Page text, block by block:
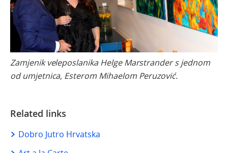
Zamjenik veleposlanika Helge Marstrander s jednom
od umjetnica, Esterom Mihaelom Peruzović.
Related links
Dobro Jutro Hrvatska